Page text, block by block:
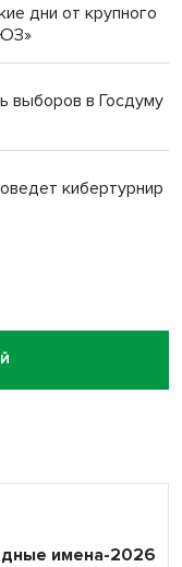
дни от крупного
выборов в Госдуму
кибертурнир
имена-2026